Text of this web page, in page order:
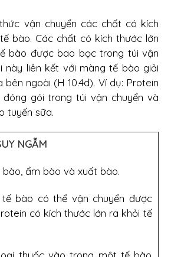
vận chuyển các chất có kích
bào. Các chất có kích thước lớn
bào được bao bọc trong túi vận
này liên kết với màng tế bào giải
ngoài (H 10.4d). Ví dụ: Protein
gói trong túi vận chuyển và
tuyến sữa.
NGẪM
ẩm bào và xuất bào.
bào có thể vận chuyển được
có kích thước lớn ra khỏi tế